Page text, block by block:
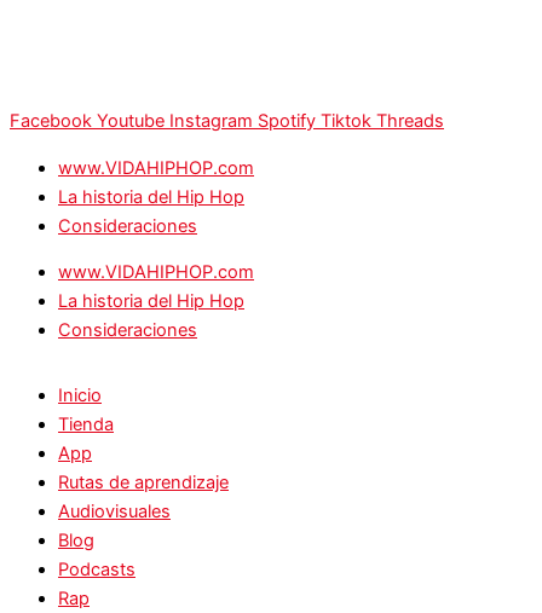
Facebook Youtube Instagram Spotify Tiktok Threads
www.VIDAHIPHOP.com
La historia del Hip Hop
Consideraciones
www.VIDAHIPHOP.com
La historia del Hip Hop
Consideraciones
Inicio
Tienda
App
Rutas de aprendizaje
Audiovisuales
Blog
Podcasts
Rap